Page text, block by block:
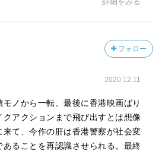
フォロー
2020.12.11
ノから一転、最後に香港映画ばり
アクションまで飛び出すとは想像
来て、今作の肝は香港警察が社会変
ることを再認識させられる。最終